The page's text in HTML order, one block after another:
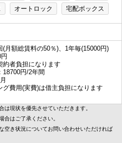
オートロック 宅配ボックス
(月額総賃料の50％)、1年毎(15000円)
約者負担になります
18700円/2年間
グ費用(実費)は借主負担になります
は現状を優先させていただきます。
合はご了承ください。
空き状況についてお問い合わせいただければ